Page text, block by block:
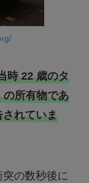
時 22 歳のタ
所有物であ
れていま
の数秒後に